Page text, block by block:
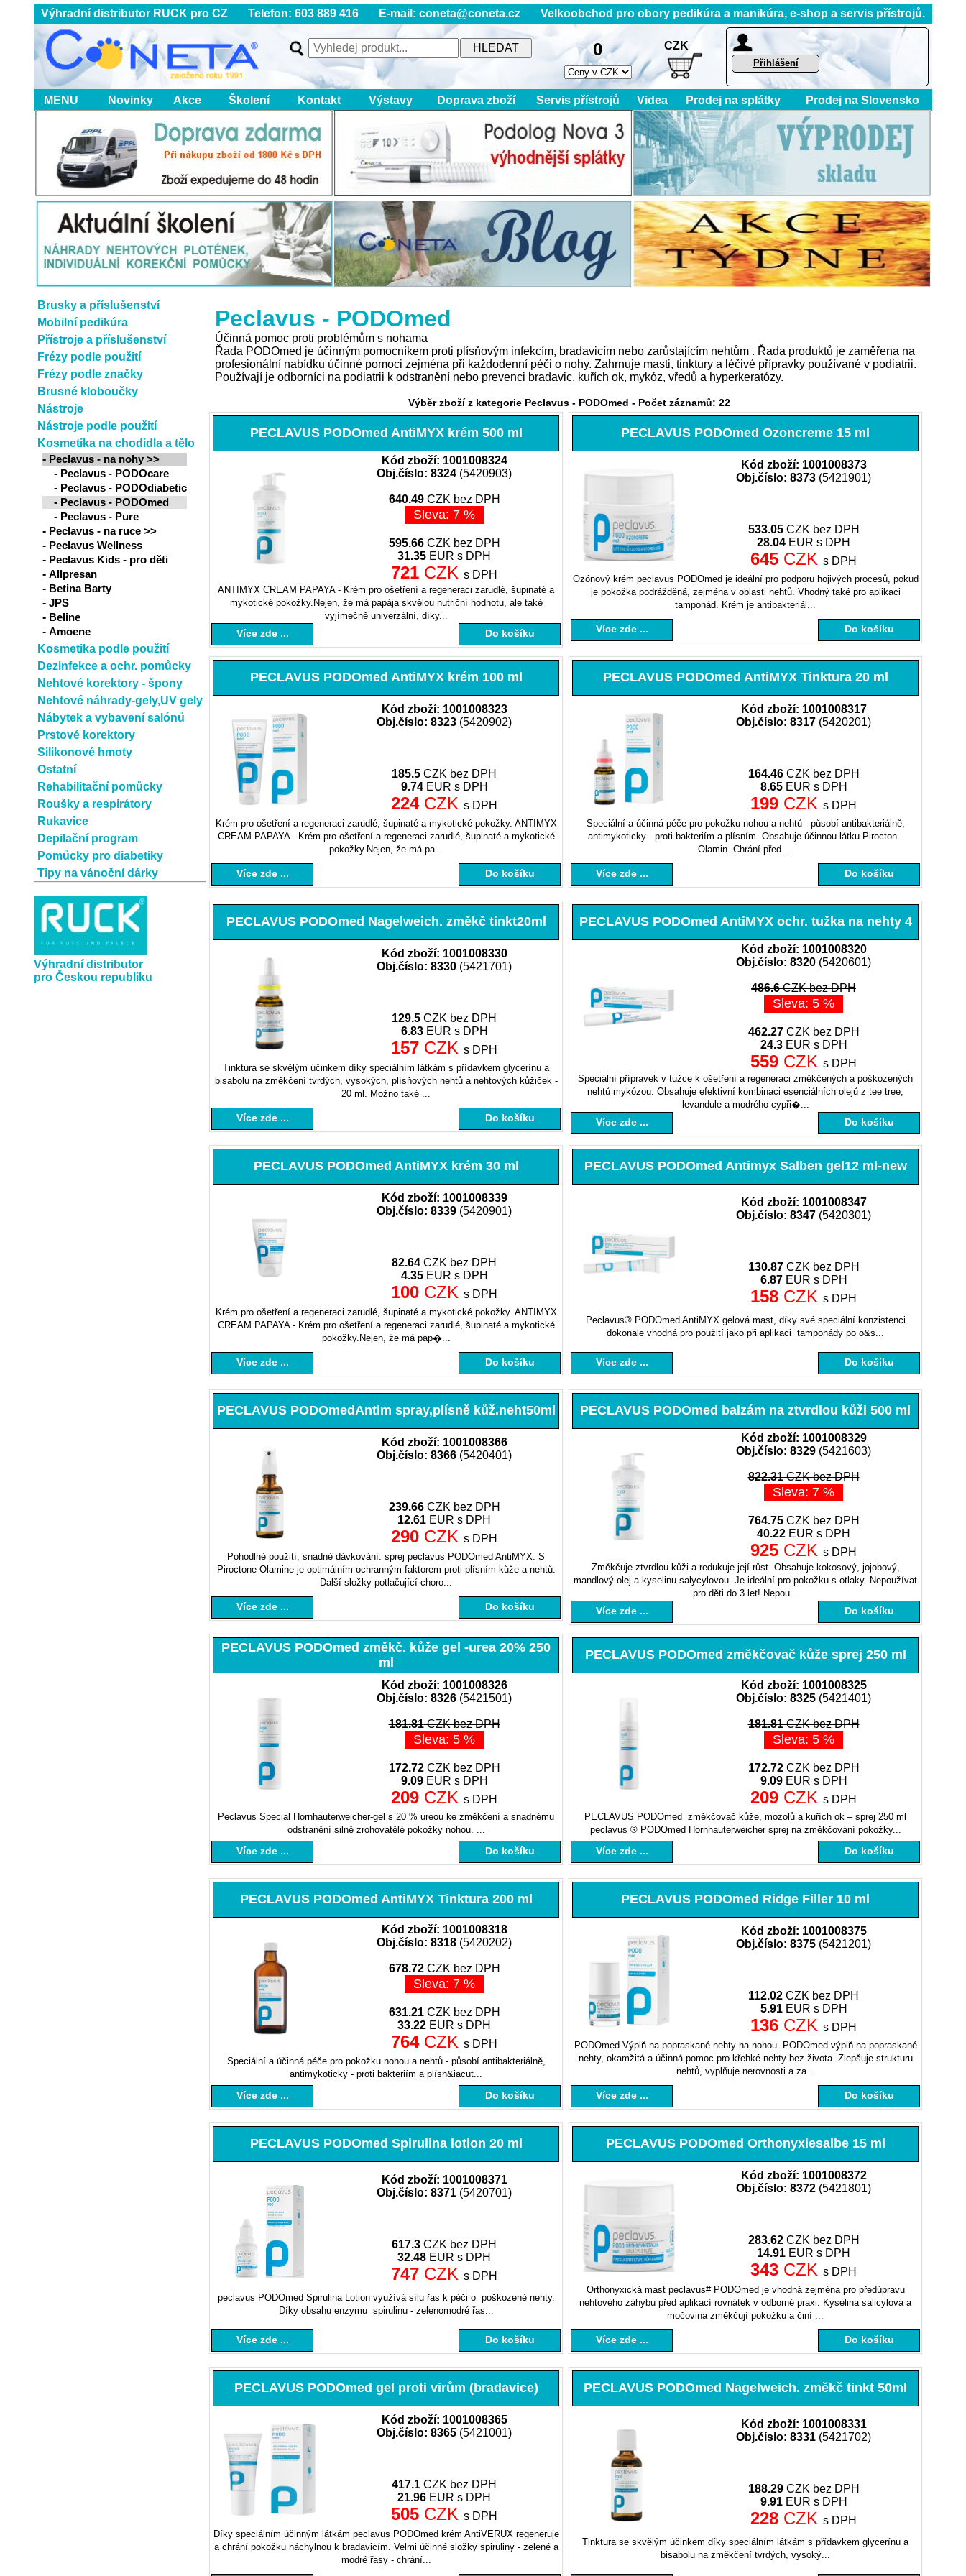
Výhradní distributor RUCK pro CZ Telefon: 603 889 416 E-mail: coneta@coneta.cz Velkoobchod pro obory pedikúra a manikúra, e-shop a servis přístrojů.
0 CZK
Přihlášení
MENU Novinky Akce Školení Kontakt Výstavy Doprava zboží Servis přístrojů Videa Prodej na splátky Prodej na Slovensko
Brusky a příslušenství
Mobilní pedikúra
Přístroje a příslušenství
Frézy podle použití
Frézy podle značky
Brusné kloboučky
Nástroje
Nástroje podle použití
Kosmetika na chodidla a tělo
- Peclavus - na nohy >>
- Peclavus - PODOcare
- Peclavus - PODOdiabetic
- Peclavus - PODOmed
- Peclavus - Pure
- Peclavus - na ruce >>
- Peclavus Wellness
- Peclavus Kids - pro děti
- Allpresan
- Betina Barty
- JPS
- Beline
- Amoene
Kosmetika podle použití
Dezinfekce a ochr. pomůcky
Nehtové korektory - špony
Nehtové náhrady-gely,UV gely
Nábytek a vybavení salónů
Prstové korektory
Silikonové hmoty
Ostatní
Rehabilitační pomůcky
Roušky a respirátory
Rukavice
Depilační program
Pomůcky pro diabetiky
Tipy na vánoční dárky
Výhradní distributor
pro Českou republiku
Peclavus - PODOmed
Účinná pomoc proti problémům s nohama
Řada PODOmed je účinným pomocníkem proti plísňovým infekcím, bradavicím nebo zarůstajícím nehtům . Řada produktů je zaměřena na
profesionální nabídku účinné pomoci zejména při každodenní péči o nohy. Zahrnuje masti, tinktury a léčivé přípravky používané v podiatrii.
Používají je odborníci na podiatrii k odstranění nebo prevenci bradavic, kuřích ok, mykóz, vředů a hyperkeratózy.
Výběr zboží z kategorie Peclavus - PODOmed - Počet záznamů: 22
PECLAVUS PODOmed AntiMYX krém 500 ml
Kód zboží: 1001008324
Obj.číslo: 8324 (5420903)
640.49CZK bez DPH
Sleva: 7 %
595.66CZK bez DPH
31.35 EUR s DPH
721 CZK s DPH
ANTIMYX CREAM PAPAYA - Krém pro ošetření a regeneraci zarudlé, šupinaté a
mykotické pokožky.Nejen, že má papája skvělou nutriční hodnotu, ale také
vyjímečně univerzální, díky...
Více zde ... Do košíku
PECLAVUS PODOmed Ozoncreme 15 ml
Kód zboží: 1001008373
Obj.číslo: 8373 (5421901)
533.05CZK bez DPH
28.04 EUR s DPH
645 CZK s DPH
Ozónový krém peclavus PODOmed je ideální pro podporu hojivých procesů, pokud
je pokožka podrážděná, zejména v oblasti nehtů. Vhodný také pro aplikaci
tamponád. Krém je antibakteriál...
Více zde ... Do košíku
PECLAVUS PODOmed AntiMYX krém 100 ml
Kód zboží: 1001008323
Obj.číslo: 8323 (5420902)
185.5 CZK bez DPH
9.74EUR s DPH
224CZK s DPH
Krém pro ošetření a regeneraci zarudlé, šupinaté a mykotické pokožky. ANTIMYX
CREAM PAPAYA - Krém pro ošetření a regeneraci zarudlé, šupinaté a mykotické
pokožky.Nejen, že má pa...
Více zde ... Do košíku
PECLAVUS PODOmed AntiMYX Tinktura 20 ml
Kód zboží: 1001008317
Obj.číslo: 8317 (5420201)
164.46CZK bez DPH
8.65EUR s DPH
199 CZK s DPH
Speciální a účinná péče pro pokožku nohou a nehtů - pů­so­bí antibakteriálně,
antimykoticky - proti bakteriím a plísním. Obsahuje účinnou látku Pirocton -
Olamin. Chrání před ...
Více zde ... Do košíku
PECLAVUS PODOmed Nagelweich. změkč tinkt20ml
Kód zboží: 1001008330
Obj.číslo: 8330 (5421701)
129.5 CZK bez DPH
6.83EUR s DPH
157 CZK s DPH
Tinktura se skvělým účinkem díky speciálním látkám s přídavkem glycerínu a
bisabolu na změkčení tvrdých, vysokých, plísňových nehtů a nehtových kůžiček -
20 ml. Možno také ...
Více zde ... Do košíku
PECLAVUS PODOmed AntiMYX ochr. tužka na nehty 4
Kód zboží: 1001008320
Obj.číslo: 8320 (5420601)
486.6CZK bez DPH
Sleva: 5 %
462.27CZK bez DPH
24.3EUR s DPH
559 CZK s DPH
Speciální přípravek v tužce k ošetření a regeneraci změkčených a poškozených
nehtů mykózou. Obsahuje efektivní kombinaci esenciálních olejů z tee tree,
levandule a modrého cypři�...
Více zde ... Do košíku
PECLAVUS PODOmed AntiMYX krém 30 ml
Kód zboží: 1001008339
Obj.číslo: 8339 (5420901)
82.64 CZK bez DPH
4.35EUR s DPH
100 CZK s DPH
Krém pro ošetření a regeneraci zarudlé, šupinaté a mykotické pokožky. ANTIMYX
CREAM PAPAYA - Krém pro ošetření a regeneraci zarudlé, šupinaté a mykotické
pokožky.Nejen, že má pap�...
Více zde ... Do košíku
PECLAVUS PODOmed Antimyx Salben gel12 ml-new
Kód zboží: 1001008347
Obj.číslo: 8347 (5420301)
130.87CZK bez DPH
6.87EUR s DPH
158 CZK s DPH
Peclavus® PODOmed AntiMYX gelová mast, díky své speciální konzistenci
dokonale vhodná pro použití jako při aplikaci tamponády po o&s...
Více zde ... Do košíku
PECLAVUS PODOmedAntim spray,plísně kůž.neht50ml
Kód zboží: 1001008366
Obj.číslo: 8366 (5420401)
239.66CZK bez DPH
12.61 EUR s DPH
290 CZK s DPH
Pohodlné použití, snadné dávkování: sprej peclavus PODOmed AntiMYX. S
Piroctone Olamine je optimálním ochranným faktorem proti plísním kůže a nehtů.
Další složky potlačující choro...
Více zde ... Do košíku
PECLAVUS PODOmed balzám na ztvrdlou kůži 500 ml
Kód zboží: 1001008329
Obj.číslo: 8329 (5421603)
822.31CZK bez DPH
Sleva: 7 %
764.75CZK bez DPH
40.22 EUR s DPH
925 CZK s DPH
Změkčuje ztvrdlou kůži a redukuje její růst. Obsahuje kokosový, jojobový,
mandlový olej a kyselinu salycylovou. Je ideální pro pokožku s otlaky. Nepoužívat
pro děti do 3 let! Nepou...
Více zde ... Do košíku
PECLAVUS PODOmed změkč. kůže gel -urea 20% 250
ml
Kód zboží: 1001008326
Obj.číslo: 8326 (5421501)
181.81CZK bez DPH
Sleva: 5 %
172.72CZK bez DPH
9.09EUR s DPH
209 CZK s DPH
Peclavus Special Hornhauterweicher-gel s 20 % ureou ke změkčení a snadnému
odstranění silně zrohovatělé pokožky nohou. ...
Více zde ... Do košíku
PECLAVUS PODOmed změkčovač kůže sprej 250 ml
Kód zboží: 1001008325
Obj.číslo: 8325 (5421401)
181.81CZK bez DPH
Sleva: 5 %
172.72CZK bez DPH
9.09EUR s DPH
209 CZK s DPH
PECLAVUS PODOmed změkčovač kůže, mozolů a kuřích ok – sprej 250 ml
peclavus ® PODOmed Hornhauterweicher sprej na změkčování pokožky...
Více zde ... Do košíku
PECLAVUS PODOmed AntiMYX Tinktura 200 ml
Kód zboží: 1001008318
Obj.číslo: 8318 (5420202)
678.72CZK bez DPH
Sleva: 7 %
631.21CZK bez DPH
33.22 EUR s DPH
764CZK s DPH
Speciální a účinná péče pro pokožku nohou a nehtů - pů­so­bí antibakteriálně,
antimykoticky - proti bakteriím a plísn&iacut...
Více zde ... Do košíku
PECLAVUS PODOmed Ridge Filler 10 ml
Kód zboží: 1001008375
Obj.číslo: 8375 (5421201)
112.02 CZK bez DPH
5.91EUR s DPH
136 CZK s DPH
PODOmed Výplň na popraskané nehty na nohou. PODOmed výplň na popraskané
nehty, okamžitá a účinná pomoc pro křehké nehty bez života. Zlepšuje strukturu
nehtů, vyplňuje nerovnosti a za...
Více zde ... Do košíku
PECLAVUS PODOmed Spirulina lotion 20 ml
Kód zboží: 1001008371
Obj.číslo: 8371 (5420701)
617.3 CZK bez DPH
32.48 EUR s DPH
747 CZK s DPH
peclavus PODOmed Spirulina Lotion využívá sílu řas k péči o poškozené nehty.
Díky obsahu enzymu spirulinu - zelenomodré řas...
Více zde ... Do košíku
PECLAVUS PODOmed Orthonyxiesalbe 15 ml
Kód zboží: 1001008372
Obj.číslo: 8372 (5421801)
283.62CZK bez DPH
14.91 EUR s DPH
343 CZK s DPH
Orthonyxická mast peclavus# PODOmed je vhodná zejména pro předúpravu
nehtového záhybu před aplikací rovnátek v odborné praxi. Kyselina salicylová a
močovina změkčují pokožku a činí ...
Více zde ... Do košíku
PECLAVUS PODOmed gel proti virům (bradavice)
Kód zboží: 1001008365
Obj.číslo: 8365 (5421001)
417.1 CZK bez DPH
21.96 EUR s DPH
505 CZK s DPH
Díky speciálním účinným látkám peclavus PODOmed krém AntiVERUX regeneruje
a chrání pokožku náchylnou k bradavicím. Velmi účinné složky spiruliny - zelené a
modré řasy - chrání...
PECLAVUS PODOmed Nagelweich. změkč tinkt 50ml
Kód zboží: 1001008331
Obj.číslo: 8331 (5421702)
188.29CZK bez DPH
9.91EUR s DPH
228 CZK s DPH
Tinktura se skvělým účinkem díky speciálním látkám s přídavkem glycerínu a
bisabolu na změkčení tvrdých, vysoký...